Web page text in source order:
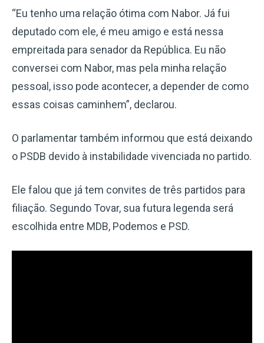
“Eu tenho uma relação ótima com Nabor. Já fui
deputado com ele, é meu amigo e está nessa
empreitada para senador da República. Eu não
conversei com Nabor, mas pela minha relação
pessoal, isso pode acontecer, a depender de como
essas coisas caminhem”, declarou.
O parlamentar também informou que está deixando
o PSDB devido à instabilidade vivenciada no partido.
Ele falou que já tem convites de três partidos para
filiação. Segundo Tovar, sua futura legenda será
escolhida entre MDB, Podemos e PSD.